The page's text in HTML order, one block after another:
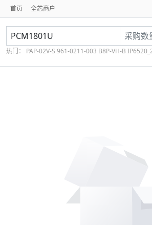
首页 全芯商户
热门： PAP-02V-S 961-0211-003 B8P-VH-B